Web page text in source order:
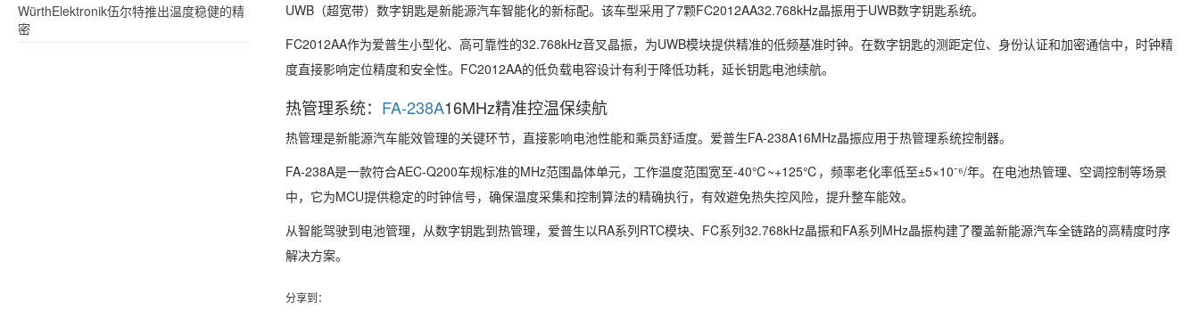
WürthElektronik伍尔特推出温度稳健的精
密
UWB（超宽带）数字钥匙是新能源汽车智能化的新标配。该车型采用了7颗FC2012AA32.768kHz晶振用于UWB数字钥匙系统。
FC2012AA作为爱普生小型化、高可靠性的32.768kHz音叉晶振，为UWB模块提供精准的低频基准时钟。在数字钥匙的测距定位、身份认证和加密通信中，时钟精
度直接影响定位精度和安全性。FC2012AA的低负载电容设计有利于降低功耗，延长钥匙电池续航。
热管理系统： FA-238A16MHz精准控温保续航
热管理是新能源汽车能效管理的关键环节，直接影响电池性能和乘员舒适度。爱普生FA-238A16MHz晶振应用于热管理系统控制器。
FA-238A是一款符合AEC-Q200车规标准的MHz范围晶体单元，工作温度范围宽至-40℃~+125℃，频率老化率低至±5×10⁻⁶/年。在电池热管理、空调控制等场景
中，它为MCU提供稳定的时钟信号，确保温度采集和控制算法的精确执行，有效避免热失控风险，提升整车能效。
从智能驾驶到电池管理，从数字钥匙到热管理，爱普生以RA系列RTC模块、FC系列32.768kHz晶振和FA系列MHz晶振构建了覆盖新能源汽车全链路的高精度时序
解决方案。
分享到：